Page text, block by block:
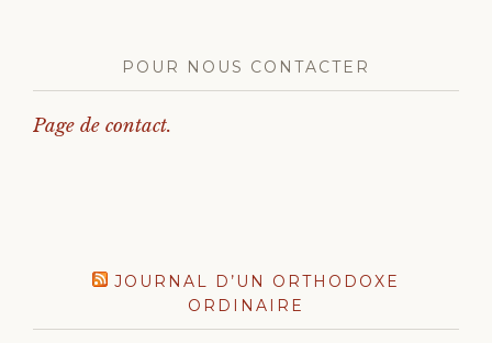
POUR NOUS CONTACTER
Page de contact.
JOURNAL D’UN ORTHODOXE
ORDINAIRE